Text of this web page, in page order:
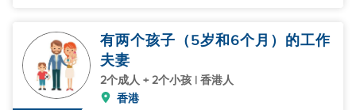
有两个孩子（5岁和6个月）的工作
夫妻
2个成人 + 2个小孩 | 香港人
香港